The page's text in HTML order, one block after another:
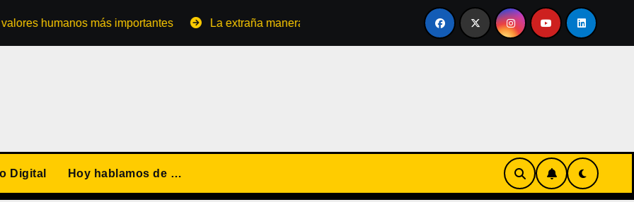
humanos más importantes La extraña manera de convertirse en familia El primer tour de la India Chiquitina
Digital Hoy hablamos de …